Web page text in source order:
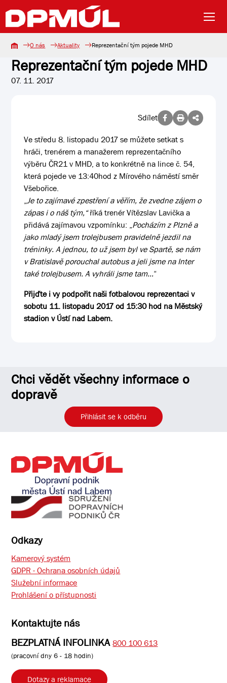
O nás Aktuality Reprezentační tým pojede MHD
Reprezentační tým pojede MHD
07. 11. 2017
Sdílet
Ve středu 8. listopadu 2017 se můžete setkat s
hráči, trenérem a manažerem reprezentačního
výběru ČR21 v MHD, a to konkrétně na lince č. 54,
která pojede ve 13:40hod z Mírového náměstí směr
Všebořice.
„Je to zajímavé zpestření a věřím, že zvedne zájem o
zápas i o náš tým,“říká trenér Vítězslav Lavička a
přidává zajímavou vzpomínku: „Pocházím z Plzně a
jako mladý jsem trolejbusem pravidelně jezdil na
tréninky. A jednou, to už jsem byl ve Spartě, se nám
v Bratislavě porouchal autobus a jeli jsme na Inter
také trolejbusem. A vyhráli jsme tam…“
Přijďte i vy podpořit naši fotbalovou reprezentaci v
sobotu 11. listopadu 2017 od 15:30 hod na Městský
stadion v Ústí nad Labem.
Chci vědět všechny informace o
dopravě
Přihlásit se k odběru
Odkazy
Kamerový systém
GDPR - Ochrana osobních údajů
Služební informace
Prohlášení o přístupnosti
Kontaktujte nás
BEZPLATNÁ INFOLINKA 800 100 613
(pracovní dny 6 - 18 hodin)
Dotazy a reklamace